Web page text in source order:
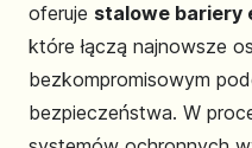
oferuje stalowe bariery
które łączą najnowsze
bezkompromisowym
bezpieczeństwa. W